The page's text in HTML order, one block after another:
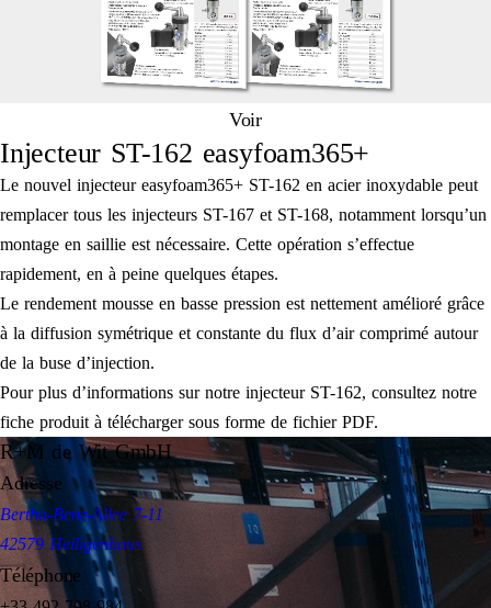
Voir
Injecteur ST-162 easyfoam365+
Le nouvel injecteur easyfoam365+ ST-162 en acier inoxydable peut
remplacer tous les injecteurs ST-167 et ST-168, notamment lorsqu’un
montage en saillie est nécessaire. Cette opération s’effectue
rapidement, en à peine quelques étapes.
Le rendement mousse en basse pression est nettement amélioré grâce
à la diffusion symétrique et constante du flux d’air comprimé autour
de la buse d’injection.
Pour plus d’informations sur notre injecteur ST-162, consultez notre
fiche produit à télécharger sous forme de fichier PDF.
R+M de Wit GmbH
Adresse
Bertha-Benz-Allee 7-11
42579 Heiligenhaus
Téléphone